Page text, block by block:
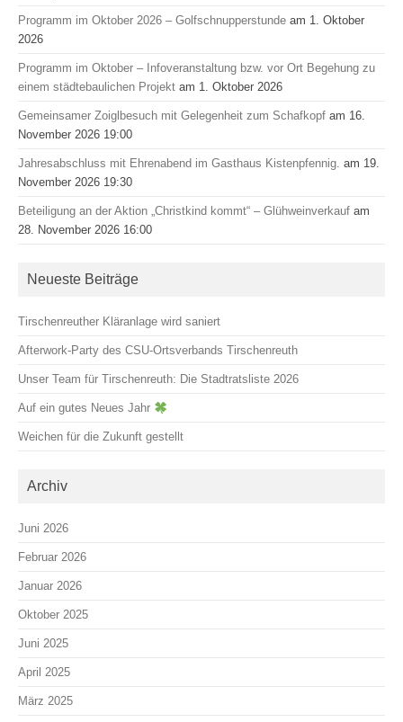
Programm im Oktober 2026 – Golfschnupperstunde am 1. Oktober
2026
Programm im Oktober – Infoveranstaltung bzw. vor Ort Begehung zu
einem städtebaulichen Projekt am 1. Oktober 2026
Gemeinsamer Zoiglbesuch mit Gelegenheit zum Schafkopf am 16.
November 2026 19:00
Jahresabschluss mit Ehrenabend im Gasthaus Kistenpfennig. am 19.
November 2026 19:30
Beteiligung an der Aktion „Christkind kommt“ – Glühweinverkauf am
28. November 2026 16:00
Neueste Beiträge
Tirschenreuther Kläranlage wird saniert
Afterwork-Party des CSU-Ortsverbands Tirschenreuth
Unser Team für Tirschenreuth: Die Stadtratsliste 2026
Auf ein gutes Neues Jahr
Weichen für die Zukunft gestellt
Archiv
Juni 2026
Februar 2026
Januar 2026
Oktober 2025
Juni 2025
April 2025
März 2025